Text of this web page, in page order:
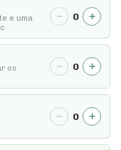
e uma
− 0 +
os
− 0 +
− 0 +